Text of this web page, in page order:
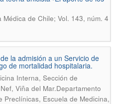
Médica de Chile; Vol. 143, núm. 4
la admisión a un Servicio de
de mortalidad hospitalaria.
Interna, Sección de
Viña del Mar.Departamento
Preclínicas, Escuela de Medicina,